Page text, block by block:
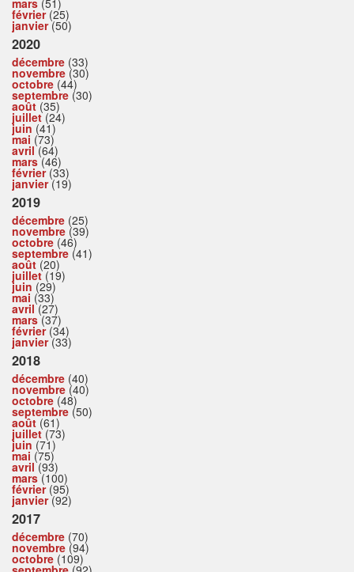
février(25)
janvier(50)
2020
décembre (33)
novembre (30)
octobre (44)
septembre (30)
août (35)
juillet(24)
juin (41)
mai (73)
avril(64)
mars(46)
février(33)
janvier(19)
2019
décembre (25)
novembre (39)
octobre (46)
septembre (41)
août (20)
juillet(19)
juin (29)
mai (33)
avril(27)
mars(37)
février(34)
janvier(33)
2018
décembre (40)
novembre (40)
octobre (48)
septembre (50)
août (61)
juillet(73)
juin (71)
mai (75)
avril(93)
mars(100)
février(95)
janvier(92)
2017
décembre (70)
novembre (94)
octobre (109)